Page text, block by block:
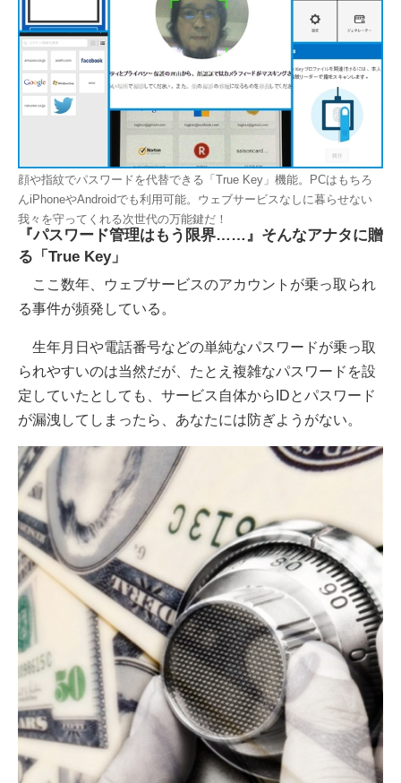
顔や指紋でパスワードを代替できる「True Key」機能。PCはもちろ
んiPhoneやAndroidでも利用可能。ウェブサービスなしに暮らせない
我々を守ってくれる次世代の万能鍵だ！
『パスワード管理はもう限界……』そんなアナタに贈
る「True Key」
ここ数年、ウェブサービスのアカウントが乗っ取られ
る事件が頻発している。
生年月日や電話番号などの単純なパスワードが乗っ取
られやすいのは当然だが、たとえ複雑なパスワードを設
定していたとしても、サービス自体からIDとパスワード
が漏洩してしまったら、あなたには防ぎようがない。